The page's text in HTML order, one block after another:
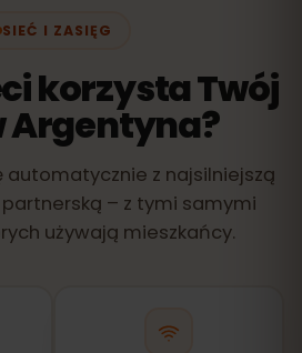
SIEĆ I ZASIĘG
korzysta Twój
Argentyna?
automatycznie z najsilniejszą
– z tymi samymi
używają mieszkańcy.